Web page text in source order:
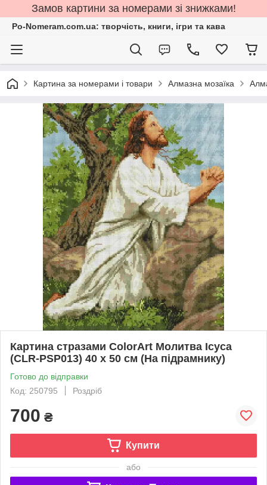
Замов картини за номерами зі знижками!
Po-Nomeram.com.ua: творчість, книги, ігри та кава
Картина за номерами і товари Алмазна мозаїка
Картина стразами ColorArt Молитва Ісуса
(CLR-PSP013) 40 х 50 см (На підрамнику)
Готово до відправки
Код: 250795
Роздріб
700 ₴
Купити
або